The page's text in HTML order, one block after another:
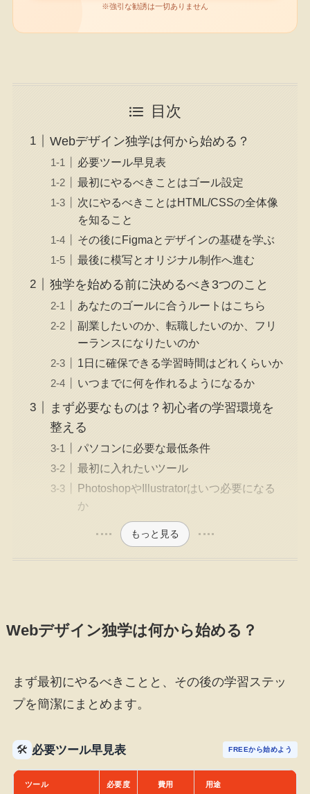
※強引な勧誘は一切ありません
目次
Webデザイン独学は何から始める？
必要ツール早見表
最初にやるべきことはゴール設定
次にやるべきことはHTML/CSSの全体像
を知ること
その後にFigmaとデザインの基礎を学ぶ
最後に模写とオリジナル制作へ進む
独学を始める前に決めるべき3つのこと
あなたのゴールに合うルートはこちら
副業したいのか、転職したいのか、フリ
ーランスになりたいのか
1日に確保できる学習時間はどれくらいか
いつまでに何を作れるようになるか
まず必要なものは？初心者の学習環境を
整える
パソコンに必要な最低条件
最初に入れたいツール
PhotoshopやIllustratorはいつ必要になる
か
もっと見る
Webデザイン独学は何から始める？
まず最初にやるべきことと、その後の学習ステッ
プを簡潔にまとめます。
🛠 必要ツール早見表 FREEから始めよう
ツール 必要度 費用 用途